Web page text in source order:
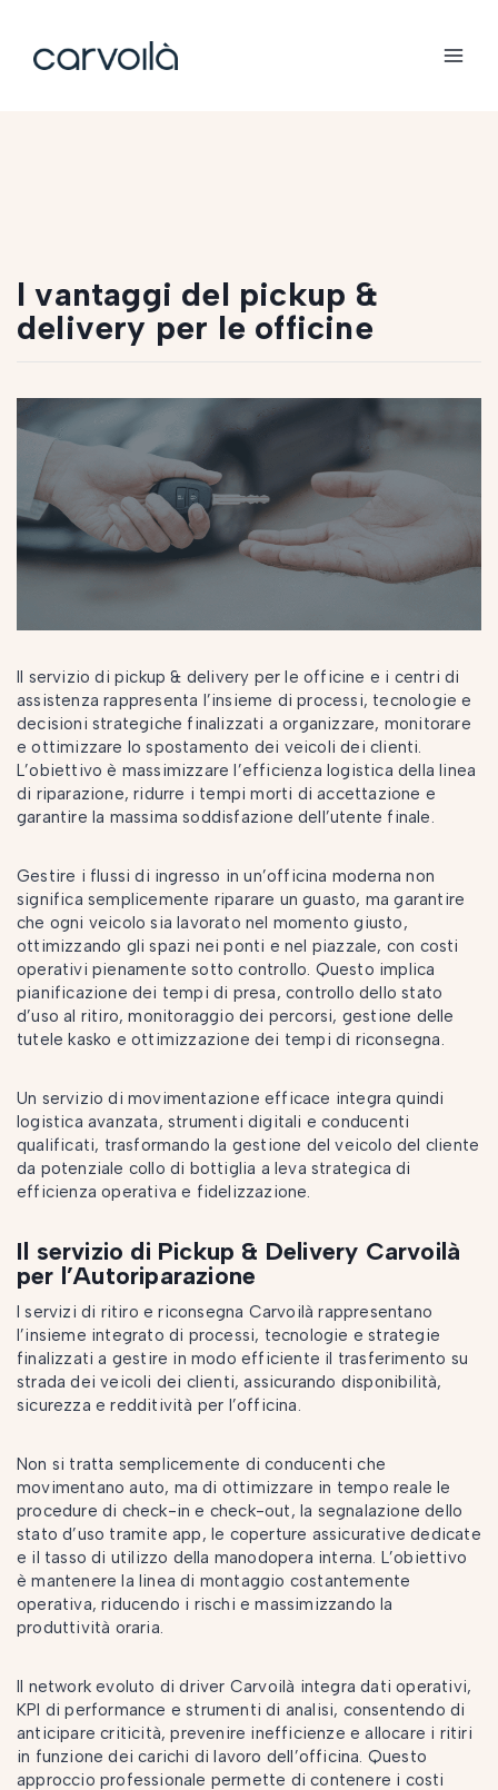
I vantaggi del pickup &
delivery per le officine
Il servizio di pickup & delivery per le officine e i centri di
assistenza rappresenta l’insieme di processi, tecnologie e
decisioni strategiche finalizzati a organizzare, monitorare
e ottimizzare lo spostamento dei veicoli dei clienti.
L’obiettivo è massimizzare l’efficienza logistica della linea
di riparazione, ridurre i tempi morti di accettazione e
garantire la massima soddisfazione dell’utente finale.
Gestire i flussi di ingresso in un’officina moderna non
significa semplicemente riparare un guasto, ma garantire
che ogni veicolo sia lavorato nel momento giusto,
ottimizzando gli spazi nei ponti e nel piazzale, con costi
operativi pienamente sotto controllo. Questo implica
pianificazione dei tempi di presa, controllo dello stato
d’uso al ritiro, monitoraggio dei percorsi, gestione delle
tutele kasko e ottimizzazione dei tempi di riconsegna.
Un servizio di movimentazione efficace integra quindi
logistica avanzata, strumenti digitali e conducenti
qualificati, trasformando la gestione del veicolo del cliente
da potenziale collo di bottiglia a leva strategica di
efficienza operativa e fidelizzazione.
Il servizio di Pickup & Delivery Carvoilà
per l’Autoriparazione
I servizi di ritiro e riconsegna Carvoilà rappresentano
l’insieme integrato di processi, tecnologie e strategie
finalizzati a gestire in modo efficiente il trasferimento su
strada dei veicoli dei clienti, assicurando disponibilità,
sicurezza e redditività per l’officina.
Non si tratta semplicemente di conducenti che
movimentano auto, ma di ottimizzare in tempo reale le
procedure di check-in e check-out, la segnalazione dello
stato d’uso tramite app, le coperture assicurative dedicate
e il tasso di utilizzo della manodopera interna. L’obiettivo
è mantenere la linea di montaggio costantemente
operativa, riducendo i rischi e massimizzando la
produttività oraria.
Il network evoluto di driver Carvoilà integra dati operativi,
KPI di performance e strumenti di analisi, consentendo di
anticipare criticità, prevenire inefficienze e allocare i ritiri
in funzione dei carichi di lavoro dell’officina. Questo
approccio professionale permette di contenere i costi